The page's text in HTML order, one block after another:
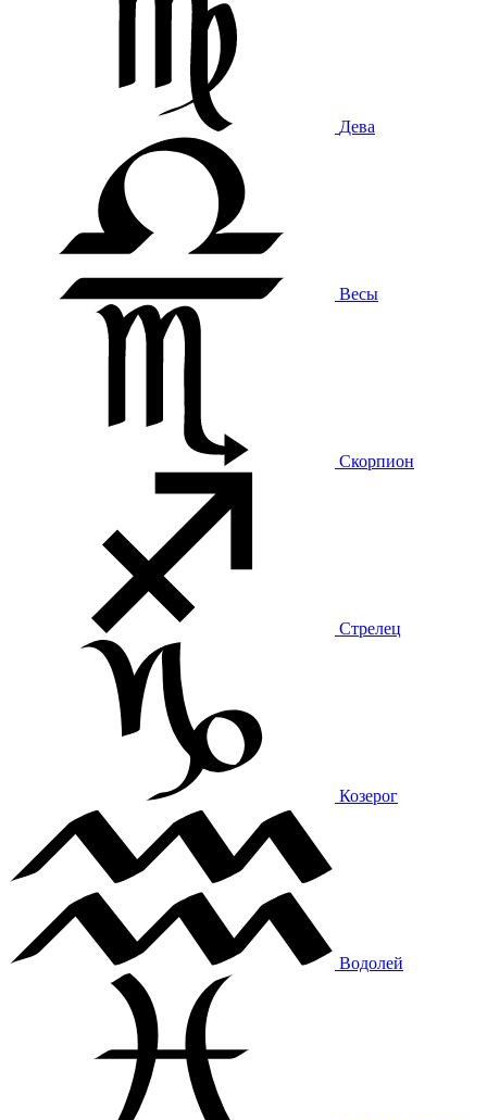
Дева
Весы
Скорпион
Стрелец
Козерог
Водолей